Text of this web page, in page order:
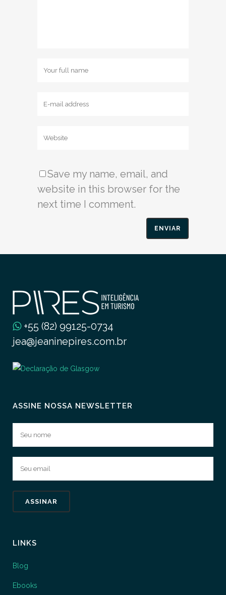
Save my name, email, and
website in this browser for the
next time I comment.
+55 (82) 99125-0734
jea@jeaninepires.com.br
ASSINE NOSSA NEWSLETTER
LINKS
Blog
Ebooks